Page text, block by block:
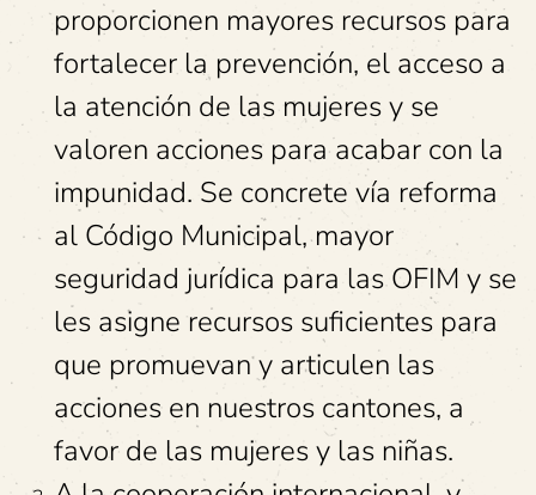
proporcionen mayores recursos para
fortalecer la prevención, el acceso a
la atención de las mujeres y se
valoren acciones para acabar con la
impunidad. Se concrete vía reforma
al Código Municipal, mayor
seguridad jurídica para las OFIM y se
les asigne recursos suficientes para
que promuevan y articulen las
acciones en nuestros cantones, a
favor de las mujeres y las niñas.